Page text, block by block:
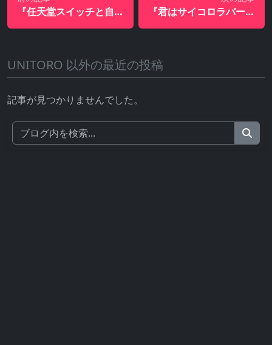
『任天堂スイッチと自転車通勤でダイエットチャレンジ・・1ヶ月経過するも・・・』 『君はサイコロラバーを知ってるか？』
UNITORO 以外の最近の投稿
記事が見つかりませんでした。